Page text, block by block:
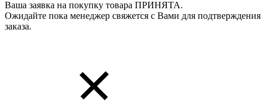
Ваша заявка на покупку товара ПРИНЯТА.
Ожидайте пока менеджер свяжется с Вами для подтверждения
заказа.